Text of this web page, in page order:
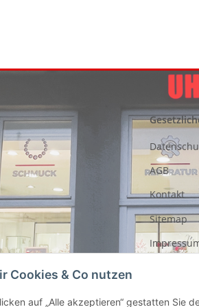
Cookies & Co nutzen
auf „Alle akzeptieren“ gestatten Sie
AGB
Kontakt
Sitemap